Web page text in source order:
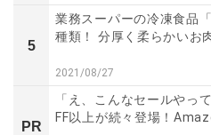
5
業務スーパーの冷凍食品
種類！ 分厚く柔らかいお
2021/08/27
PR
「え、こんなセールやっ
FF以上が続々登場！